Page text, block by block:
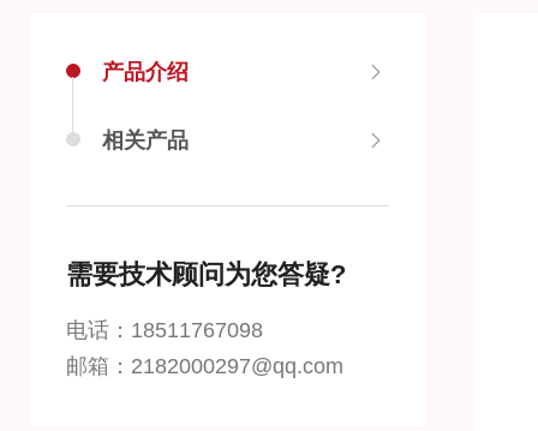
产品介绍
相关产品
需要技术顾问为您答疑?
电话：18511767098
邮箱：2182000297@qq.com